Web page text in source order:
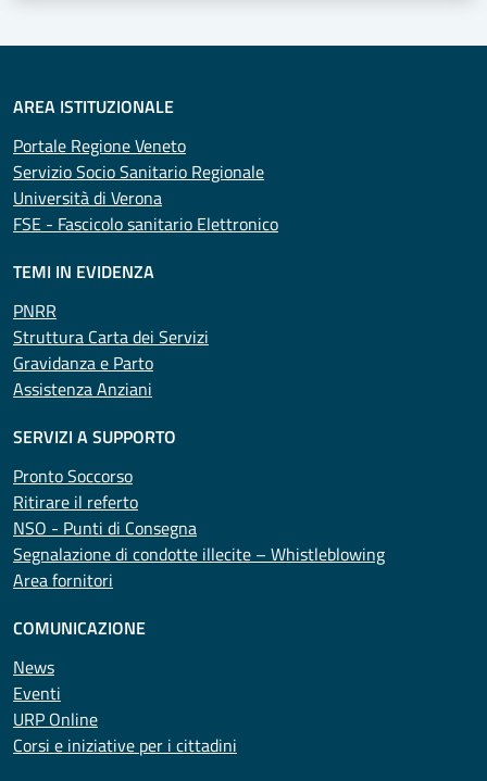
AREA ISTITUZIONALE
Portale Regione Veneto
Servizio Socio Sanitario Regionale
Università di Verona
FSE - Fascicolo sanitario Elettronico
TEMI IN EVIDENZA
PNRR
Struttura Carta dei Servizi
Gravidanza e Parto
Assistenza Anziani
SERVIZI A SUPPORTO
Pronto Soccorso
Ritirare il referto
NSO - Punti di Consegna
Segnalazione di condotte illecite – Whistleblowing
Area fornitori
COMUNICAZIONE
News
Eventi
URP Online
Corsi e iniziative per i cittadini